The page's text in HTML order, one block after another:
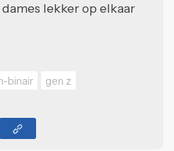
lekker op elkaar
binair gen z